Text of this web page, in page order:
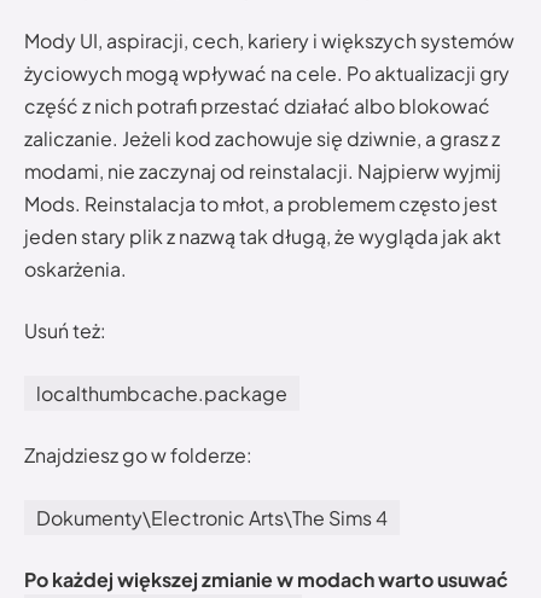
Mody UI, aspiracji, cech, kariery i większych systemów
życiowych mogą wpływać na cele. Po aktualizacji gry
część z nich potrafi przestać działać albo blokować
zaliczanie. Jeżeli kod zachowuje się dziwnie, a grasz z
modami, nie zaczynaj od reinstalacji. Najpierw wyjmij
Mods. Reinstalacja to młot, a problemem często jest
jeden stary plik z nazwą tak długą, że wygląda jak akt
oskarżenia.
Usuń też:
localthumbcache.package
Znajdziesz go w folderze:
Dokumenty\Electronic Arts\The Sims 4
Po każdej większej zmianie w modach warto usuwać